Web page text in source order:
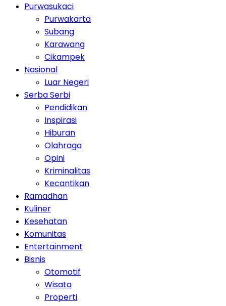
Purwasukaci
Purwakarta
Subang
Karawang
Cikampek
Nasional
Luar Negeri
Serba Serbi
Pendidikan
Inspirasi
Hiburan
Olahraga
Opini
Kriminalitas
Kecantikan
Ramadhan
Kuliner
Kesehatan
Komunitas
Entertainment
Bisnis
Otomotif
Wisata
Properti